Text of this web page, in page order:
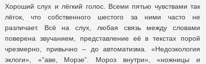
Хороший слух и лёгкий голос. Всеми пятью чувствами так
лёгок, что собственного шестого за ними часто не
различает. Всё на слух, любая связь между словами
поверена звучанием, представление её в текстах порой
чрезмерно, привычно – до автоматизма. «Недоэкология
эклоги», «”аве, Морзе”. Мороз внутри», «ножницы и